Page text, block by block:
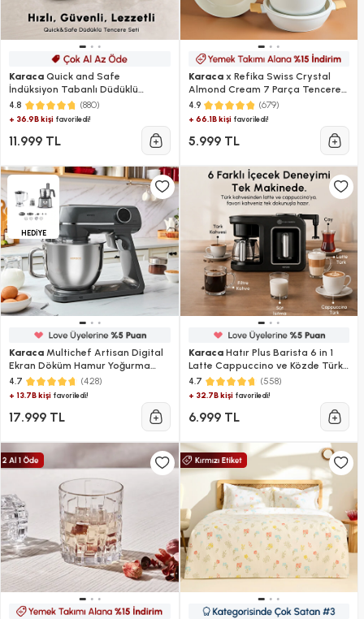
Karaca Quick and Safe
İndüksiyon Tabanlı Düdüklü
Tencere Seti 4+6 Lt
4.8 (880)
+ 36.9B kişi favoriledi!
11.999 TL
Karacax Refika Swiss Crystal
Almond Cream 7 Parça Tencere
ve Tava Seti
4.9 (679)
+ 66.1B kişifavoriledi!
5.999 TL
HEDİYE
Karaca Multichef Artisan Digital
Ekran Döküm Hamur Yoğurma
Makinesi Antrasit 1800W 7L
4.7 (428)
+ 13.7B kişi favoriledi!
17.999 TL
KaracaHatır Plus Barista 6 in 1
Latte Cappuccino ve Közde Türk
Kahve Makinesi Black Silver
4.7 (558)
+ 32.7B kişifavoriledi!
6.999 TL